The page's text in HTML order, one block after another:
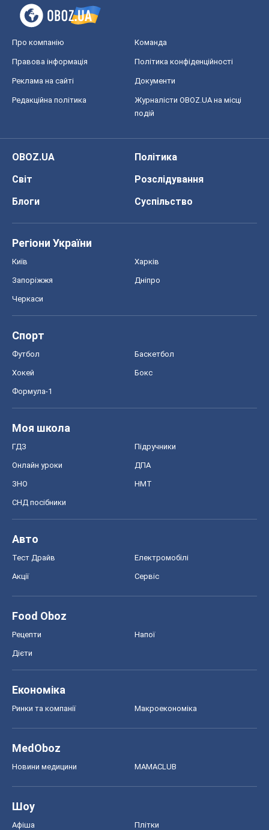
Про компанію Команда
Правова інформація Політика конфіденційності
Реклама на сайті Документи
Редакційна політика
Журналісти OBOZ.UA на місці
подій
OBOZ.UA
Політика
Світ
Розслідування
Блоги
Суспільство
Регіони України
Київ Харків
Запоріжжя Дніпро
Черкаси
Спорт
Футбол Баскетбол
Хокей Бокс
Формула-1
Моя школа
ГДЗ Підручники
Онлайн уроки ДПА
ЗНО НМТ
СНД посібники
Авто
Тест Драйв Електромобілі
Акції Сервіс
Food Oboz
Рецепти Напої
Дієти
Економіка
Ринки та компанії Макроекономіка
MedOboz
Новини медицини MAMACLUB
Шоу
Афіша Плітки